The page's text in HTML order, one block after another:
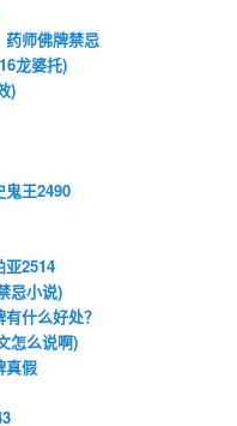
药师佛牌禁忌
龙婆托)
)
鬼王2490
亚2514
忌小说)
什么好处？
怎么说啊)
真假